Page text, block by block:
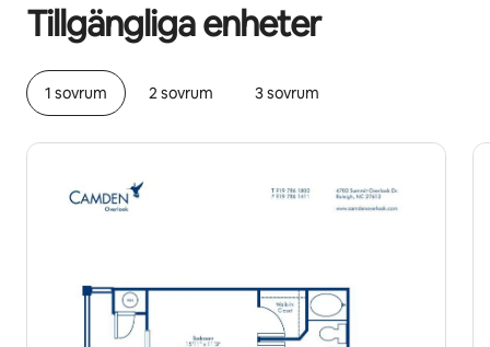
Tillgängliga enheter
1 sovrum 2 sovrum 3 sovrum